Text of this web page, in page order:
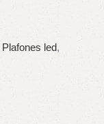
Plafones led,